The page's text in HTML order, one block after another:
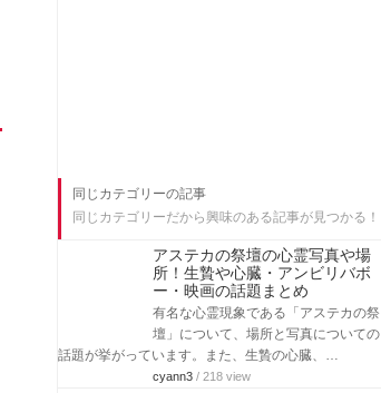
同じカテゴリーの記事
同じカテゴリーだから興味のある記事が見つかる！
アステカの祭壇の心霊写真や場
所！生贄や心臓・アンビリバボ
ー・映画の話題まとめ
有名な心霊現象である「アステカの祭
壇」について、場所と写真についての
話題が挙がっています。また、生贄の心臓、…
cyann3 / 218 view